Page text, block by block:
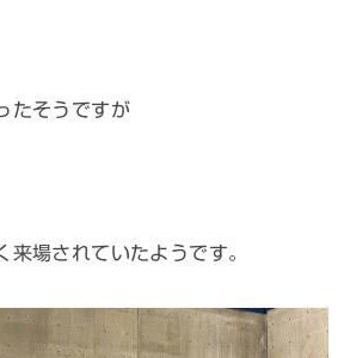
たそうですが
来場されていたようです。